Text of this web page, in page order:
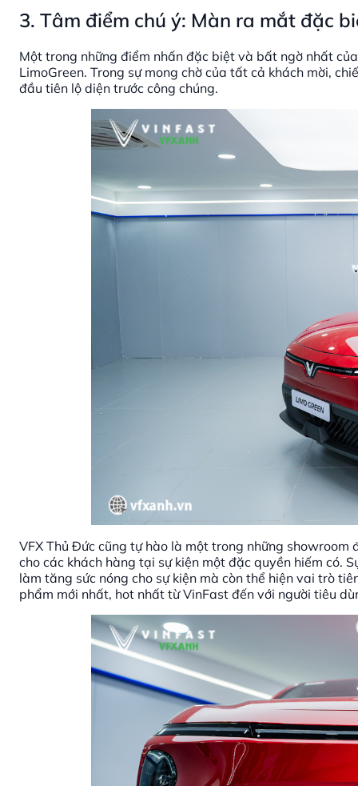
3. Tâm điểm chú ý: Màn ra mắt đặc
Một trong những điểm nhấn đặc biệt và bất ngờ nhất
LimoGreen. Trong sự mong chờ của tất cả khách mời,
đầu tiên lộ diện trước công chúng.
VFX Thủ Đức cũng tự hào là một trong những
cho các khách hàng tại sự kiện một đặc quyền hiếm có.
làm tăng sức nóng cho sự kiện mà còn thể hiện vai trò
phẩm mới nhất, hot nhất từ VinFast đến với người tiêu